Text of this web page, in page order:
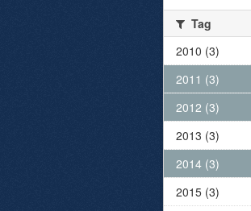
Tag
2010 (3)
2011 (3)
2012 (3)
2013 (3)
2014 (3)
2015 (3)